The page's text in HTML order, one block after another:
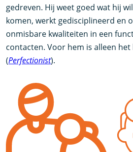
gedreven. Hij weet goed wat hij
komen, werkt gedisciplineerd en
onmisbare kwaliteiten in een
contacten. Voor hem is alleen
(Perfectionist).